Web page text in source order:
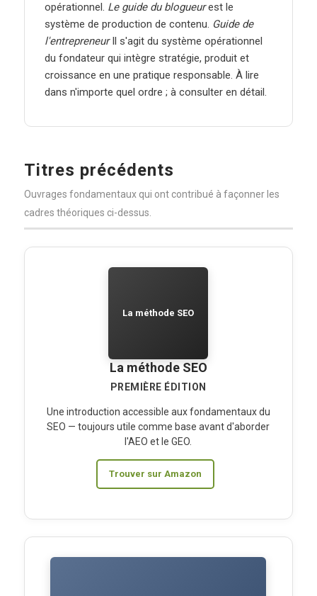
opérationnel. Le guide du blogueurest le
système de production de contenu. Guide de
l'entrepreneurIl s'agit du système opérationnel
du fondateur qui intègre stratégie, produit et
croissance en une pratique responsable. À lire
dans n'importe quel ordre ; à consulter en détail.
Titres précédents
Ouvrages fondamentaux qui ont contribué à façonner les
cadres théoriques ci-dessus.
La méthode SEO
La méthode SEO
PREMIÈRE ÉDITION
Une introduction accessible aux fondamentaux du
SEO — toujours utile comme base avant d'aborder
l'AEO et le GEO.
Trouver sur Amazon